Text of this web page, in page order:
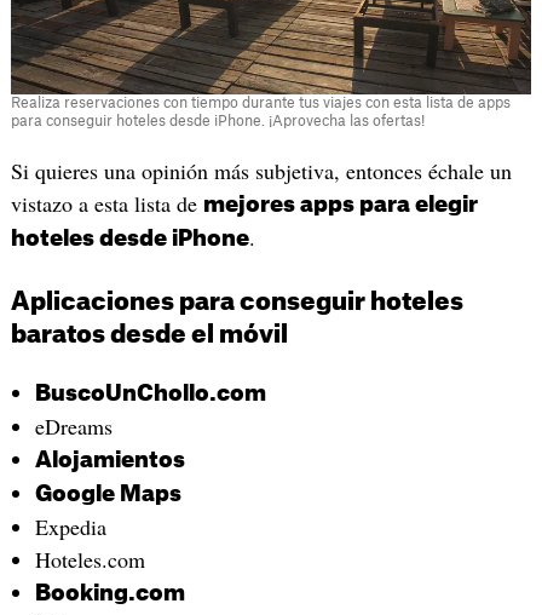
Realiza reservaciones con tiempo durante tus viajes con esta lista de apps
para conseguir hoteles desde iPhone. ¡Aprovecha las ofertas!
Si quieres una opinión más subjetiva, entonces échale un
vistazo a esta lista de mejores apps para elegir
hoteles desde iPhone.
Aplicaciones para conseguir hoteles
baratos desde el móvil
BuscoUnChollo.com
eDreams
Alojamientos
Google Maps
Expedia
Hoteles.com
Booking.com